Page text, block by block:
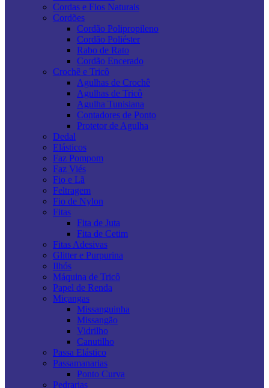
Cordas e Fios Naturais
Cordões
Cordão Polipropileno
Cordão Poliéster
Rabo de Rato
Cordão Encerado
Crochê e Tricô
Agulhas de Crochê
Agulhas de Tricô
Agulha Tunisiana
Contadores de Ponto
Protetor de Agulha
Dedal
Elásticos
Faz Pompom
Faz Viés
Fio e Lã
Feltragem
Fio de Nylon
Fitas
Fita de Juta
Fita de Cetim
Fitas Adesivas
Glitter e Purpurina
Ilhós
Máquina de Tricô
Papel de Renda
Miçangas
Missanguinha
Missangão
Vidrilho
Canutilho
Passa Elástico
Passamanarias
Ponto Curva
Pedrarias